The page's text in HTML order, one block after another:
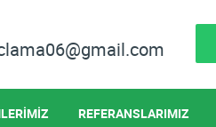
REFERANSLARIMIZ